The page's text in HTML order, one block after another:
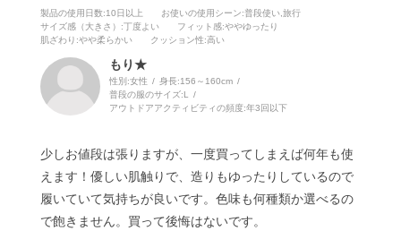
製品の使用日数:10日以上 お使いの使用シーン:普段使い,旅行
サイズ感（大きさ） :丁度よい フィット感:ややゆったり
肌ざわり :やや柔らかい クッション性:高い
もり★
性別:女性 身長:156～160cm
普段の服のサイズ:L
アウトドアアクティビティの頻度:年3回以下
少しお値段は張りますが、一度買ってしまえば何年も使
えます！優しい肌触りで、造りもゆったりしているので
履いていて気持ちが良いです。色味も何種類か選べるの
で飽きません。買って後悔はないです。